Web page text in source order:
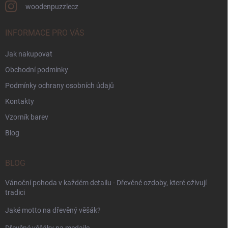
woodenpuzzlecz
INFORMACE PRO VÁS
Jak nakupovat
Obchodní podmínky
Podmínky ochrany osobních údajů
Kontakty
Vzorník barev
Blog
BLOG
Vánoční pohoda v každém detailu - Dřevěné ozdoby, které oživují
tradici
Jaké motto na dřevěný věšák?